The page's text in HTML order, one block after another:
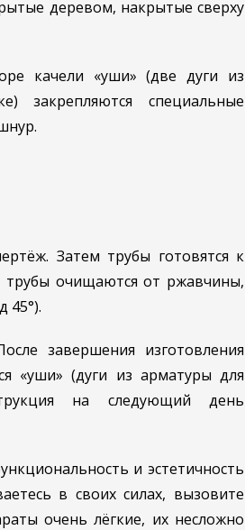
деревом, накрытые сверху
качели «уши» (две дуги из
закрепляются специальные
Затем трубы готовятся к
трубы очищаются от ржавчины,
45°).
завершения изготовления
«уши» (дуги из арматуры для
на следующий день
и эстетичность
в своих силах, вызовите
очень лёгкие, их несложно